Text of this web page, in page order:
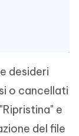
desideri
o cancellati
e
del file